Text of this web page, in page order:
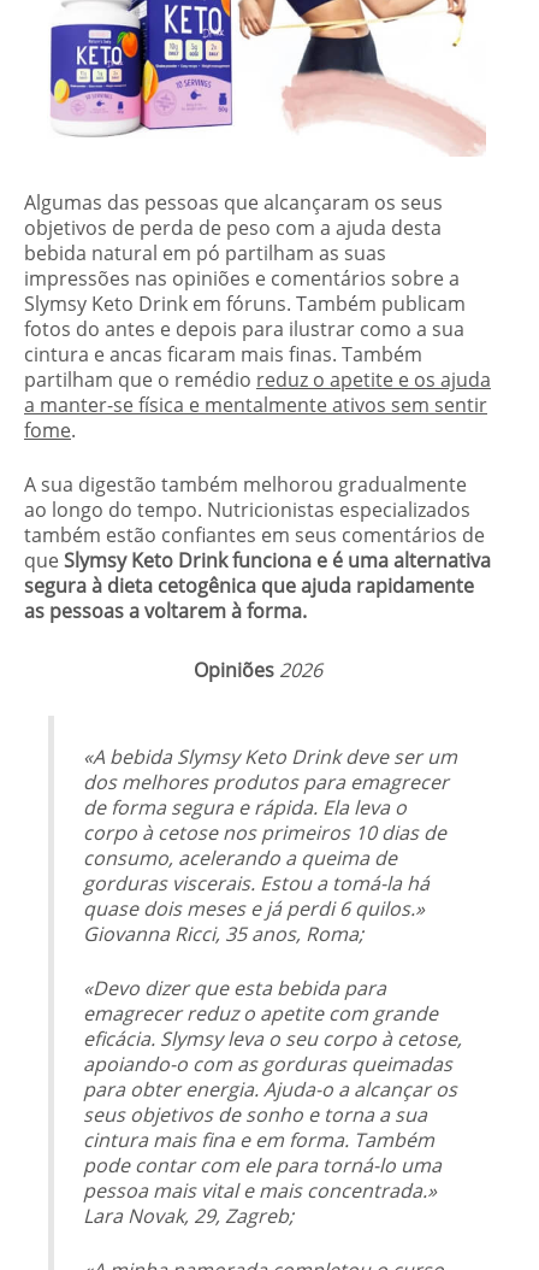
Algumas das pessoas que alcançaram os seus
objetivos de perda de peso com a ajuda desta
bebida natural em pó partilham as suas
impressões nas opiniões e comentários sobre a
Slymsy Keto Drink em fóruns. Também publicam
fotos do antes e depois para ilustrar como a sua
cintura e ancas ficaram mais finas. Também
partilham que o remédio reduz o apetite e os ajuda
a manter-se física e mentalmente ativos sem sentir
fome.
A sua digestão também melhorou gradualmente
ao longo do tempo. Nutricionistas especializados
também estão confiantes em seus comentários de
queSlymsy Keto Drink funciona e é uma alternativa
segura à dieta cetogênica que ajuda rapidamente
as pessoas a voltarem à forma.
Opiniões 2026
«A bebida Slymsy Keto Drink deve ser um
dos melhores produtos para emagrecer
de forma segura e rápida. Ela leva o
corpo à cetose nos primeiros 10 dias de
consumo, acelerando a queima de
gorduras viscerais. Estou a tomá-la há
quase dois meses e já perdi 6 quilos.»
Giovanna Ricci, 35 anos, Roma;
«Devo dizer que esta bebida para
emagrecer reduz o apetite com grande
eficácia. Slymsy leva o seu corpo à cetose,
apoiando-o com as gorduras queimadas
para obter energia. Ajuda-o a alcançar os
seus objetivos de sonho e torna a sua
cintura mais fina e em forma. Também
pode contar com ele para torná-lo uma
pessoa mais vital e mais concentrada.»
Lara Novak, 29, Zagreb;